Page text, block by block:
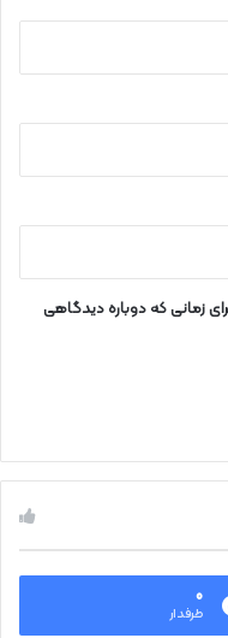
زمانی که دوباره دیدگاهی
۰
طرفدار